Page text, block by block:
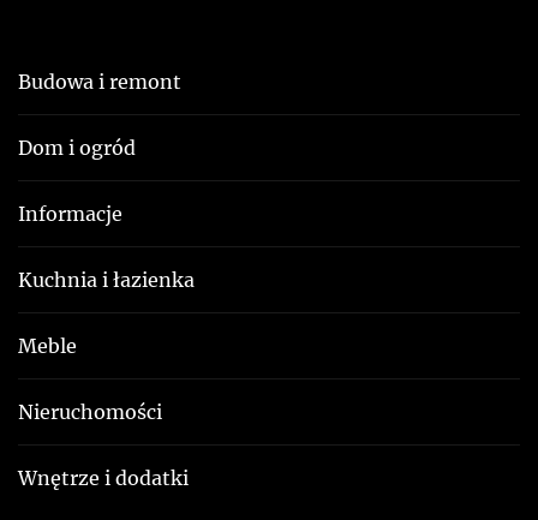
Budowa i remont
Dom i ogród
Informacje
Kuchnia i łazienka
Meble
Nieruchomości
Wnętrze i dodatki